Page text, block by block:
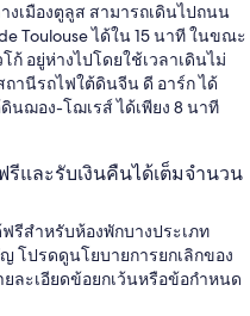
งเมืองตูลูส สามารถเดินไปถนน
Toulouse ได้ใน 15 นาที ในขณะ
ก้ อยู่ห่างไปโดยใช้เวลาเดินไม่
ถานีรถไฟใต้ดินจีน ดี อาร์ก ได้
นฌอง-โฌเรส์ ได้เพียง 8 นาที
และรับเงินคืนได้เต็มจำนวน
รีสำหรับห้องพักบางประเภท
โปรดดูนโยบายการยกเลิกของ
ละเอียดข้อยกเว้นหรือข้อกำหนด